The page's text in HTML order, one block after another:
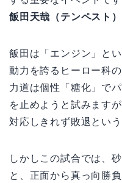
飯田天哉（テンペスト
飯田は「エンジン」と
動力を誇るヒーロー科
力道は個性「糖化」で
を止めようと試みます
対応しきれず敗退とい
しかしこの試合では、
と、正面から真っ向勝